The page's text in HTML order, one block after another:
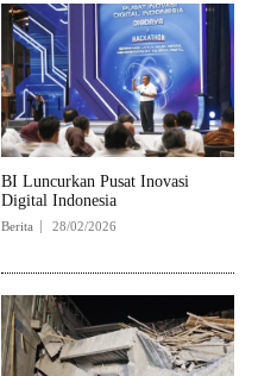
BI Luncurkan Pusat Inovasi
Digital Indonesia
Berita 28/02/2026